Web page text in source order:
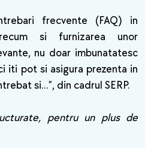
frecvente (FAQ) in
si furnizarea unor
nu doar imbunatatesc
iti pot si asigura prezenta in
si...”, din cadrul SERP.
pentru un plus de